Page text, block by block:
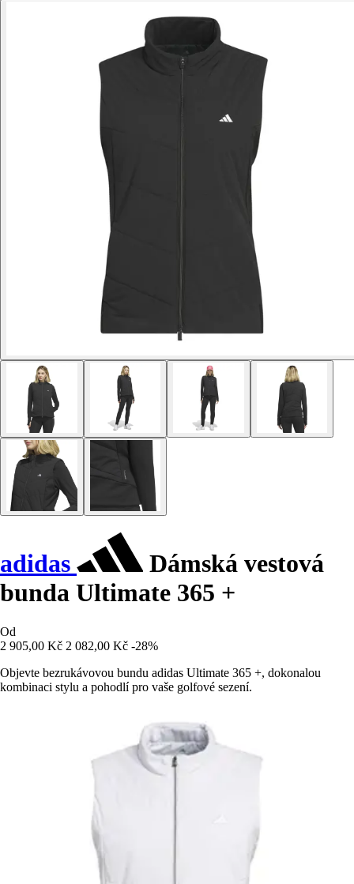
adidas
Dámská vestová
bunda Ultimate 365 +
Od
2 905,00 Kč 2 082,00 Kč -28%
Objevte bezrukávovou bundu adidas Ultimate 365 +, dokonalou
kombinaci stylu a pohodlí pro vaše golfové sezení.